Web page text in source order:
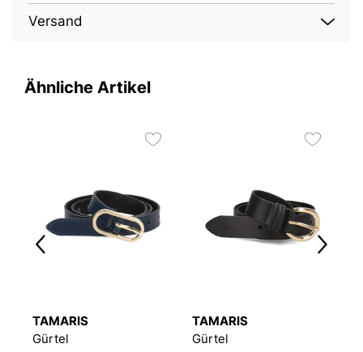
Versand
Ähnliche Artikel
TAMARIS
Gürtel
TAMARIS
Gürtel